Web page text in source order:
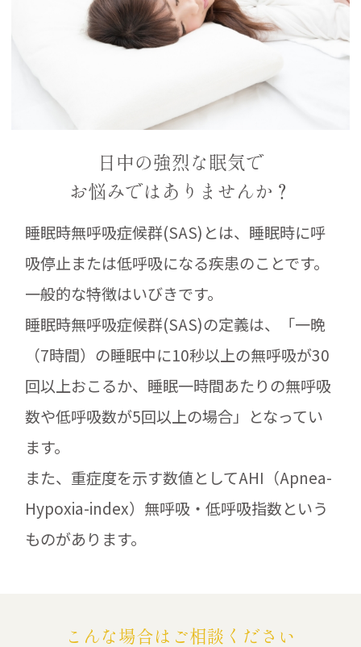
日中の強烈な眠気で
お悩みではありませんか？
睡眠時無呼吸症候群(SAS)とは、睡眠時に呼
吸停止または低呼吸になる疾患のことです。
一般的な特徴はいびきです。
睡眠時無呼吸症候群(SAS)の定義は、「一晩
（7時間）の睡眠中に10秒以上の無呼吸が30
回以上おこるか、睡眠一時間あたりの無呼吸
数や低呼吸数が5回以上の場合」となってい
ます。
また、重症度を示す数値としてAHI（Apnea-
Hypoxia-index）無呼吸・低呼吸指数という
ものがあります。
こんな場合はご相談ください